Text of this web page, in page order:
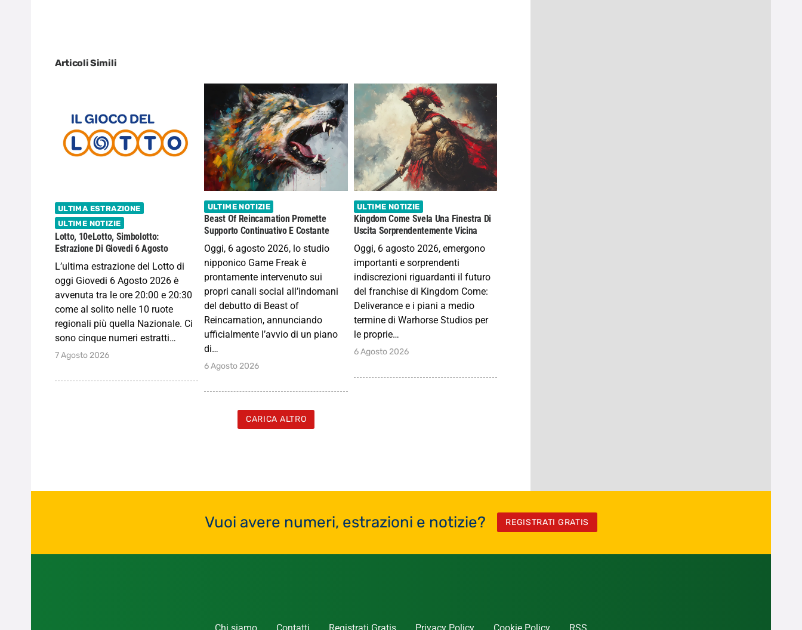
Articoli Simili
ULTIMA ESTRAZIONE
ULTIME NOTIZIE
Lotto, 10eLotto, Simbolotto:
Estrazione Di Giovedi 6 Agosto
L’ultima estrazione del Lotto di
oggi Giovedi 6 Agosto 2026 è
avvenuta tra le ore 20:00 e 20:30
come al solito nelle 10 ruote
regionali più quella Nazionale. Ci
sono cinque numeri estratti…
7 Agosto 2026
ULTIME NOTIZIE
Beast Of Reincarnation Promette
Supporto Continuativo E Costante
Oggi, 6 agosto 2026, lo studio
nipponico Game Freak è
prontamente intervenuto sui
propri canali social all’indomani
del debutto di Beast of
Reincarnation, annunciando
ufficialmente l’avvio di un piano
di…
6 Agosto 2026
ULTIME NOTIZIE
Kingdom Come Svela Una Finestra Di
Uscita Sorprendentemente Vicina
Oggi, 6 agosto 2026, emergono
importanti e sorprendenti
indiscrezioni riguardanti il futuro
del franchise di Kingdom Come:
Deliverance e i piani a medio
termine di Warhorse Studios per
le proprie…
6 Agosto 2026
CARICA ALTRO
Vuoi avere numeri, estrazioni e notizie? REGISTRATI GRATIS